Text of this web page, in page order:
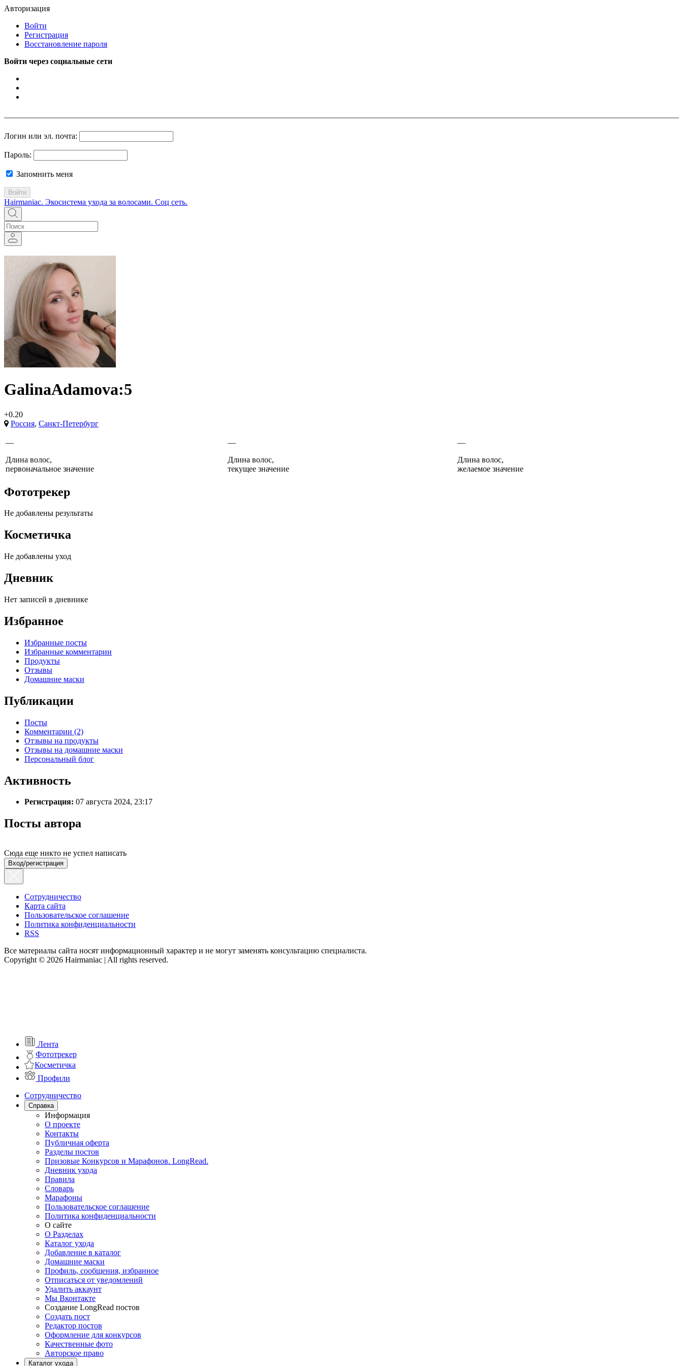
Авторизация
Войти
Регистрация
Восстановление пароля
Войти через социальные сети
Логин или эл. почта:
Пароль:
Запомнить меня
Войти
Hairmaniac. Экосистема ухода за волосами. Соц сеть.
GalinaAdamova:5
+0.20
Россия, Санкт-Петербург
—
Длина волос,
первоначальное значение
—
Длина волос,
текущее значение
—
Длина волос,
желаемое значение
Фототрекер
Не добавлены результаты
Косметичка
Не добавлены уход
Дневник
Нет записей в дневнике
Избранное
Избранные посты
Избранные комментарии
Продукты
Отзывы
Домашние маски
Публикации
Посты
Комментарии (2)
Отзывы на продукты
Отзывы на домашние маски
Персональный блог
Активность
Регистрация: 07 августа 2024, 23:17
Посты автора
Сюда еще никто не успел написать
Вход/регистрация
Сотрудничество
Карта сайта
Пользовательское соглашение
Политика конфиденциальности
RSS
Все материалы сайта носят информационный характер и не могут заменять консультацию специалиста.
Copyright © 2026 Hairmaniac | All rights reserved.
Лента
Фототрекер
Косметичка
Профили
Сотрудничество
Справка
Информация
О проекте
Контакты
Публичная оферта
Разделы постов
Призовые Конкурсов и Марафонов. LongRead.
Дневник ухода
Правила
Словарь
Марафоны
Пользовательское соглашение
Политика конфиденциальности
О сайте
О Разделах
Каталог ухода
Добавление в каталог
Домашние маски
Профиль, сообщения, избранное
Отписаться от уведомлений
Удалить аккаунт
Мы Вконтакте
Создание LongRead постов
Создать пост
Редактор постов
Оформление для конкурсов
Качественные фото
Авторское право
Каталог ухода